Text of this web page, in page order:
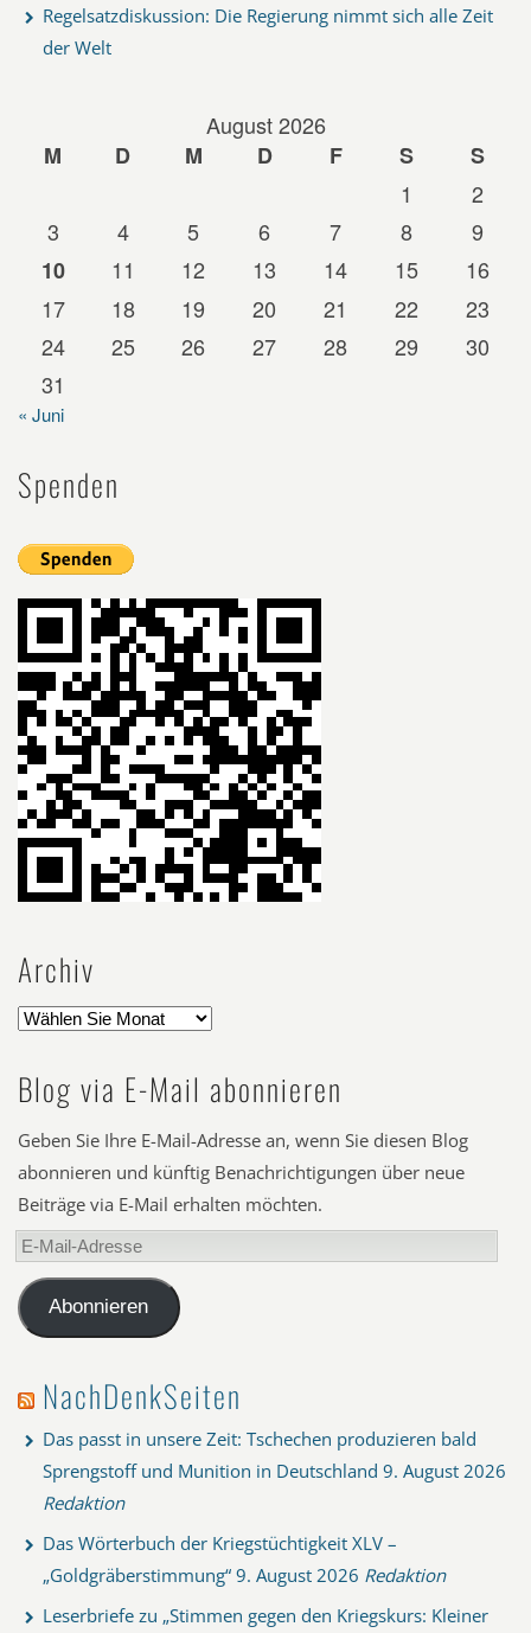
Regelsatzdiskussion: Die Regierung nimmt sich alle Zeit
der Welt
August 2026
M
D M D F S
S
1
2
3
4 5 6 7 8
9
10
11 12 13 14 15
16
17
18 19 20 21 22
23
24
25 26 27 28 29
30
31
« Juni
Spenden
Archiv
Blog via E-Mail abonnieren
Geben Sie Ihre E-Mail-Adresse an, wenn Sie diesen Blog
abonnieren und künftig Benachrichtigungen über neue
Beiträge via E-Mail erhalten möchten.
E-
Mail-
AdresseAbonnieren
NachDenkSeiten
Das passt in unsere Zeit: Tschechen produzieren bald
Sprengstoff und Munition in Deutschland 9. August 2026
Redaktion
Das Wörterbuch der Kriegstüchtigkeit XLV –
„Goldgräberstimmung“ 9. August 2026 Redaktion
Leserbriefe zu „Stimmen gegen den Kriegskurs: Kleiner